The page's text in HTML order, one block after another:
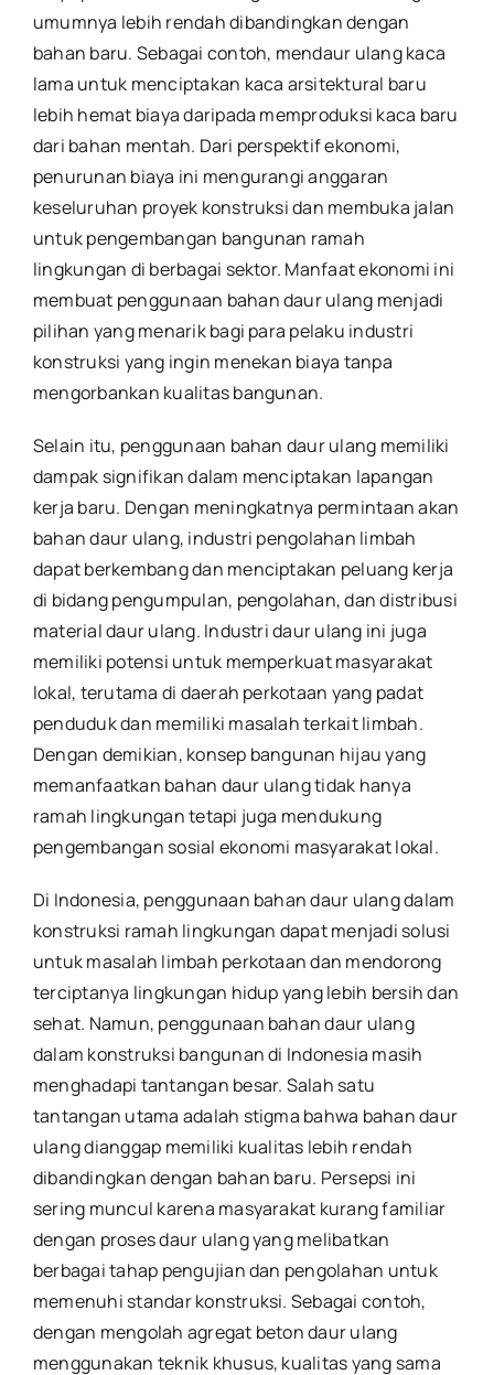
umumnya lebih rendah dibandingkan dengan
bahan baru. Sebagai contoh, mendaur ulang kaca
lama untuk menciptakan kaca arsitektural baru
lebih hemat biaya daripada memproduksi kaca baru
dari bahan mentah. Dari perspektif ekonomi,
penurunan biaya ini mengurangi anggaran
keseluruhan proyek konstruksi dan membuka jalan
untuk pengembangan bangunan ramah
lingkungan di berbagai sektor. Manfaat ekonomi ini
membuat penggunaan bahan daur ulang menjadi
pilihan yang menarik bagi para pelaku industri
konstruksi yang ingin menekan biaya tanpa
mengorbankan kualitas bangunan.
Selain itu, penggunaan bahan daur ulang memiliki
dampak signifikan dalam menciptakan lapangan
kerja baru. Dengan meningkatnya permintaan akan
bahan daur ulang, industri pengolahan limbah
dapat berkembang dan menciptakan peluang kerja
di bidang pengumpulan, pengolahan, dan distribusi
material daur ulang. Industri daur ulang ini juga
memiliki potensi untuk memperkuat masyarakat
lokal, terutama di daerah perkotaan yang padat
penduduk dan memiliki masalah terkait limbah.
Dengan demikian, konsep bangunan hijau yang
memanfaatkan bahan daur ulang tidak hanya
ramah lingkungan tetapi juga mendukung
pengembangan sosial ekonomi masyarakat lokal.
Di Indonesia, penggunaan bahan daur ulang dalam
konstruksi ramah lingkungan dapat menjadi solusi
untuk masalah limbah perkotaan dan mendorong
terciptanya lingkungan hidup yang lebih bersih dan
sehat. Namun, penggunaan bahan daur ulang
dalam konstruksi bangunan di Indonesia masih
menghadapi tantangan besar. Salah satu
tantangan utama adalah stigma bahwa bahan daur
ulang dianggap memiliki kualitas lebih rendah
dibandingkan dengan bahan baru. Persepsi ini
sering muncul karena masyarakat kurang familiar
dengan proses daur ulang yang melibatkan
berbagai tahap pengujian dan pengolahan untuk
memenuhi standar konstruksi. Sebagai contoh,
dengan mengolah agregat beton daur ulang
menggunakan teknik khusus, kualitas yang sama